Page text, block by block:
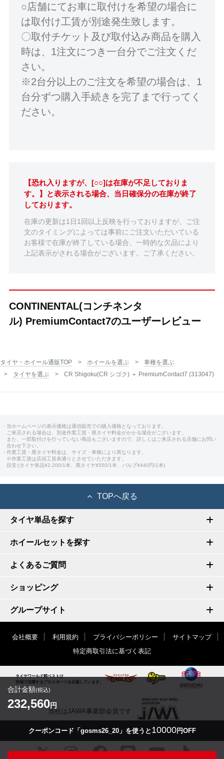
○店舗にてお車に取付けを希望の場合に
は取付け工賃が別途発生致します。
〇取付チケット及び取付込み商品を購入
時は、1注文につき一台分でご注文くだ
さい。
※2台分以上のご注文を希望の場合は、1
台分ずつ購入手続きを完了まで行ってく
ださい。
【恐れ入りますが、[○○]は在庫が不足しておりま
す。】と表示される場合、当日確保分の在庫が終了
しております。
在庫の更新は1日1回以上反映を行っておりますが、ご注
文のタイミングによっては事前にご注文いただいている
お客様で在庫が終了している場合、一時的な欠品により
上記表示がされる場合がございます。ご了承ください。
CONTINENTAL(コンチネンタ
ル) PremiumContact7のユーザーレビュー
合計金額(税込)
232,560円
クーポンコード「gosms26_20」を使うと 10000円OFF
タイヤ・ホイール通販TOP ホイールを選ぶ
車種を選ぶ
タイヤを選ぶ
CR Shigoku(CR シゴク) ＋ PremiumContact7 (313047)
・当ホームページの表示価格は通信販売での購入価格となっております。
ご来店される場合は、別途作業工賃・廃タイヤ料金がかかる場合がございます。
また、一部取付けを行っていない商品もございますので、詳しくはご来店される店舗にお問い
合わせ下さい。
・作業工賃・廃タイヤ料金は、サイズ・車種により異なります。
※作業工賃は店頭工賃表通りとさせていただきます。
目安:(タイヤ単品¥2,200/1本、廃タイヤ¥550/1本、バルブ¥440円/1本)
TOPへ戻る
タイヤ単品を探す
ホイールセットを探す
よくあるご質問
ショッピング
グループサイト
会社概要 利用規約 プライバシーポリシー
サイトマップ
特定商取引法に基づく表記
タイヤワールド館ベストは
宮城で活躍するプロスポーツを応援しています。
当社はJAWA事業部会員です